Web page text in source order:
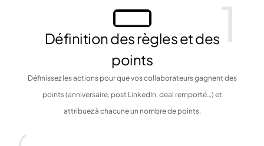
Définition des règles et des
points
Définissez les actions pour que vos collaborateurs gagnent des
points (anniversaire, post LinkedIn, deal remporté…) et
attribuez à chacune un nombre de points.
1